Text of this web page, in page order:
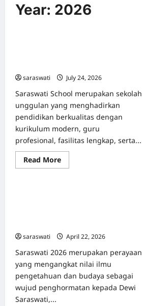
Year: 2026
Uncategorized
saraswati
July 24, 2026
Saraswati School merupakan sekolah
unggulan yang menghadirkan
pendidikan berkualitas dengan
kurikulum modern, guru
profesional, fasilitas lengkap, serta...
Read MoreRead
more
dan
Uncategorized
saraswati
April 22, 2026
Saraswati 2026 merupakan perayaan
yang mengangkat nilai ilmu
pengetahuan dan budaya sebagai
wujud penghormatan kepada Dewi
Saraswati,...